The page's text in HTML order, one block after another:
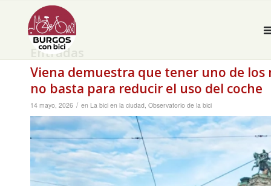
Entradas
Viena demuestra que tener uno de
no basta para reducir el uso del coche
14 mayo, 2026 / en La bici en la ciudad, Observatorio de la bici